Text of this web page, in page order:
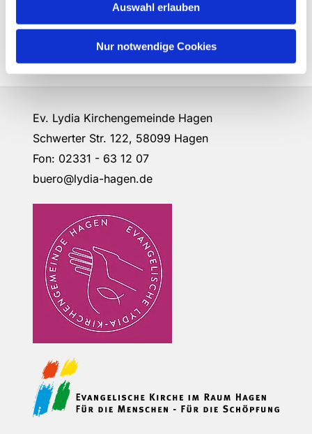
Auswahl erlauben
Nur notwendige Cookies
Ev. Lydia Kirchengemeinde Hagen
Schwerter Str. 122, 58099 Hagen
Fon: 02331 - 63 12 07
buero@lydia-hagen.de